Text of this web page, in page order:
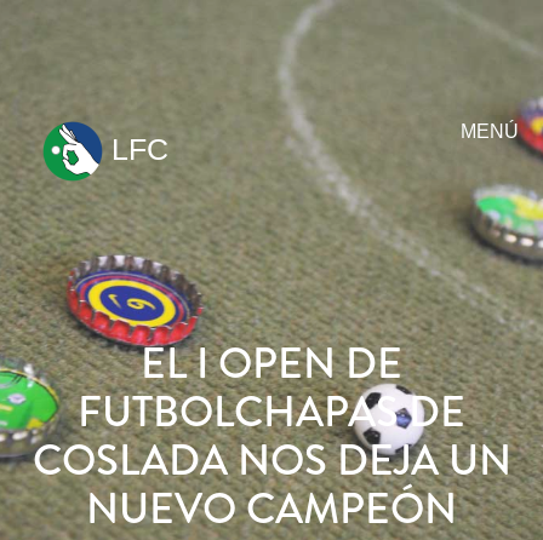
MENÚ
ir
contenido
LFC
EL I OPEN DE
FUTBOLCHAPAS DE
COSLADA NOS DEJA UN
NUEVO CAMPEÓN